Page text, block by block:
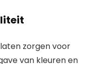
zorgen voor
van kleuren en